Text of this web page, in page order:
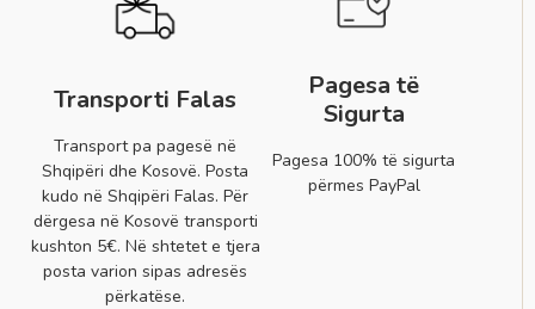
Transporti Falas
Transport pa pagesë në
Shqipëri dhe Kosovë. Posta
kudo në Shqipëri Falas. Për
dërgesa në Kosovë transporti
kushton 5€. Në shtetet e tjera
posta varion sipas adresës
përkatëse.
Pagesa të
Sigurta
Pagesa 100% të sigurta
përmes PayPal